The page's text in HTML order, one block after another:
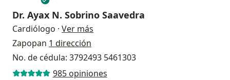
Dr. Ayax N. Sobrino Saavedra
Cardiólogo · Ver más
Zapopan 1 dirección
No. de cédula: 3792493 5461303
985 opiniones